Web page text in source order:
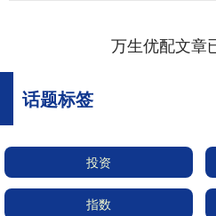
万生优配文章
话题标签
投资
指数